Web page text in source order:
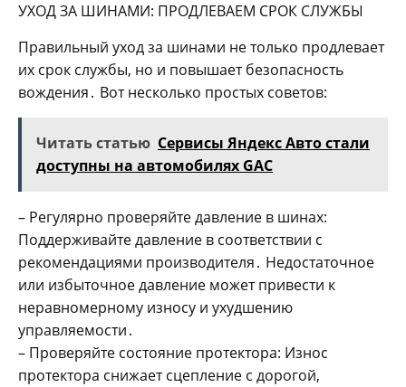
УХОД ЗА ШИНАМИ: ПРОДЛЕВАЕМ СРОК СЛУЖБЫ
Правильный уход за шинами не только продлевает
их срок службы‚ но и повышает безопасность
вождения․ Вот несколько простых советов:
Читать статью Сервисы Яндекс Авто стали
доступны на автомобилях GAC
– Регулярно проверяйте давление в шинах:
Поддерживайте давление в соответствии с
рекомендациями производителя․ Недостаточное
или избыточное давление может привести к
неравномерному износу и ухудшению
управляемости․
– Проверяйте состояние протектора: Износ
протектора снижает сцепление с дорогой‚